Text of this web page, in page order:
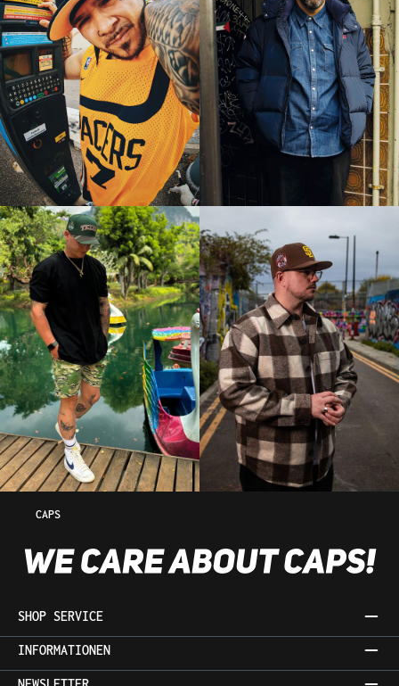
CAPS
SHOP SERVICE
INFORMATIONEN